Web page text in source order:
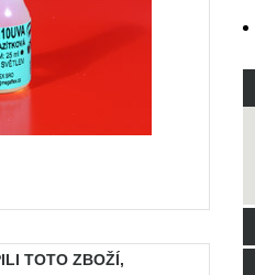
TOTO ZBOŽÍ,